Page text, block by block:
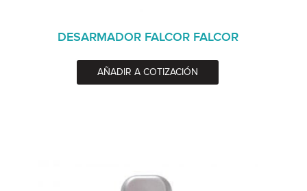
DESARMADOR FALCOR FALCOR
AÑADIR A COTIZACIÓN